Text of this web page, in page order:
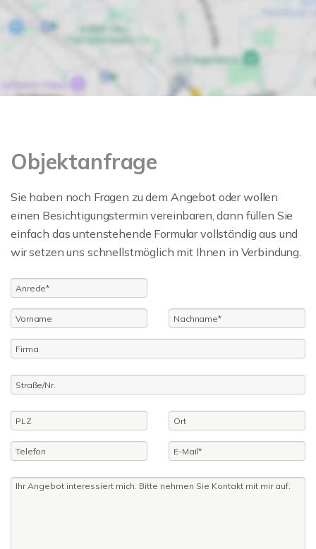
Objektanfrage
Sie haben noch Fragen zu dem Angebot oder wollen
einen Besichtigungstermin vereinbaren, dann füllen Sie
einfach das untenstehende Formular vollständig aus und
wir setzen uns schnellstmöglich mit Ihnen in Verbindung.